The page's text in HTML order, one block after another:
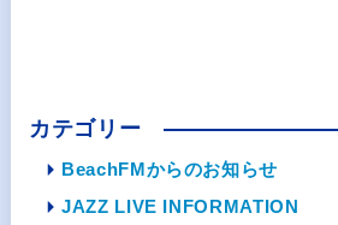
カテゴリー
BeachFMからのお知らせ
JAZZ LIVE INFORMATION